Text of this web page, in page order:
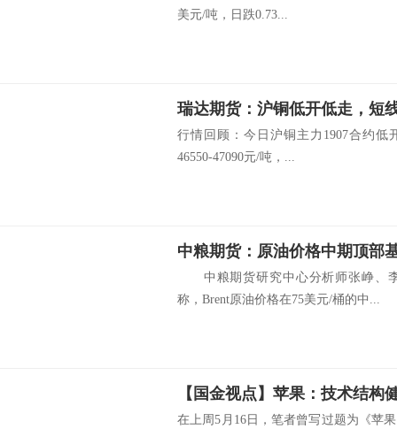
美元/吨，日跌0.73...
瑞达期货：沪铜低开低走，短
行情回顾：今日沪铜主力1907合约低
46550-47090元/吨，...
中粮期货研究中心分析师张峥、
称，Brent原油价格在75美元/桶的中...
【国金视点】苹果：技术结构
在上周5月16日，笔者曾写过题为《苹